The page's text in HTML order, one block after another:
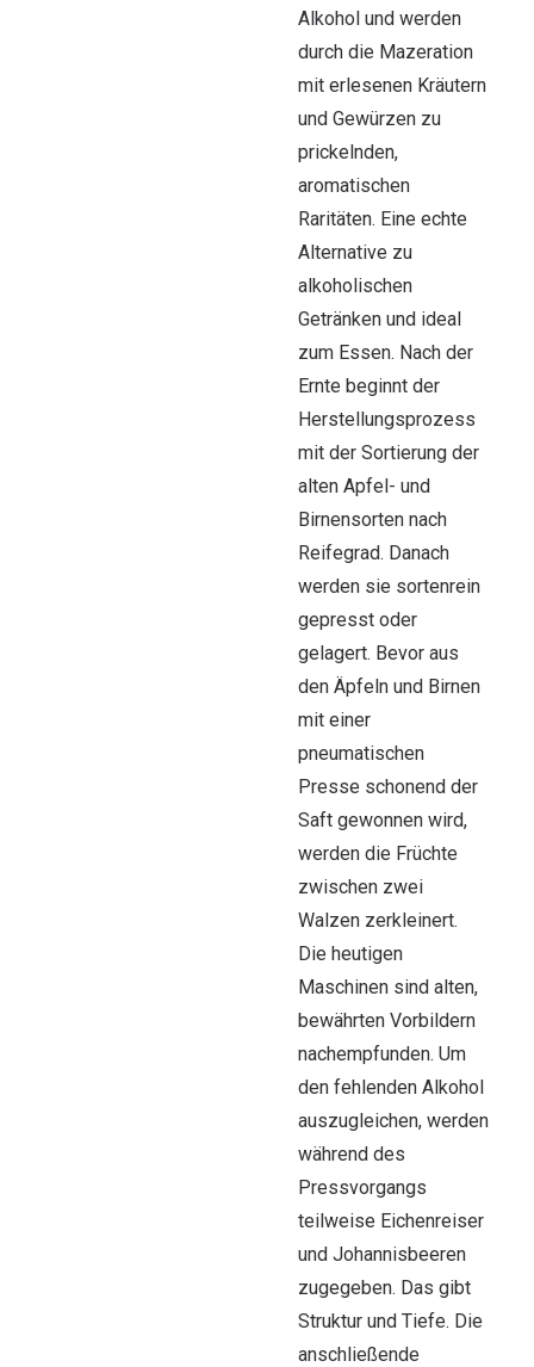
Alkohol und werden
durch die Mazeration
mit erlesenen Kräutern
und Gewürzen zu
prickelnden,
aromatischen
Raritäten. Eine echte
Alternative zu
alkoholischen
Getränken und ideal
zum Essen. Nach der
Ernte beginnt der
Herstellungsprozess
mit der Sortierung der
alten Apfel- und
Birnensorten nach
Reifegrad. Danach
werden sie sortenrein
gepresst oder
gelagert. Bevor aus
den Äpfeln und Birnen
mit einer
pneumatischen
Presse schonend der
Saft gewonnen wird,
werden die Früchte
zwischen zwei
Walzen zerkleinert.
Die heutigen
Maschinen sind alten,
bewährten Vorbildern
nachempfunden. Um
den fehlenden Alkohol
auszugleichen, werden
während des
Pressvorgangs
teilweise Eichenreiser
und Johannisbeeren
zugegeben. Das gibt
Struktur und Tiefe. Die
anschließende